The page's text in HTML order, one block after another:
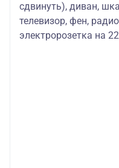
сдвинуть), диван,
телевизор, фен,
электророзетка на